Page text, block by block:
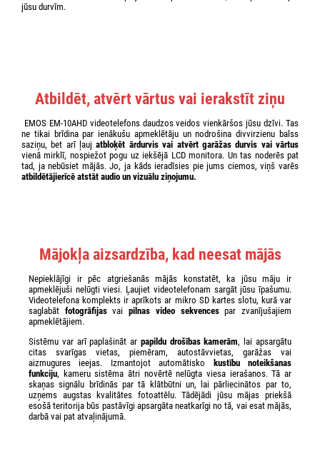
jūsu durvīm.
Atbildēt, atvērt vārtus vai ierakstīt ziņu
EMOS EM-10AHD videotelefons daudzos veidos vienkāršos jūsu dzīvi. Tas
ne tikai brīdina par ienākušu apmeklētāju un nodrošina divvirzienu balss
saziņu, bet arī ļaujatbloķēt ārdurvis vai atvērt garāžas durvis vai vārtus
vienā mirklī, nospiežot pogu uz iekšējā LCD monitora. Un tas noderēs pat
tad, ja nebūsiet mājās. Jo, ja kāds ieradīsies pie jums ciemos, viņš varēs
atbildētājierīcē atstāt audio un vizuālu ziņojumu.
Mājokļa aizsardzība, kad neesat mājās
Nepieklājīgi ir pēc atgriešanās mājās konstatēt, ka jūsu māju ir
apmeklējuši nelūgti viesi. Ļaujiet videotelefonam sargāt jūsu īpašumu.
Videotelefona komplekts ir aprīkots ar mikro SD kartes slotu, kurā var
saglabāt fotogrāfijasvaipilnas video sekvencespar zvanījušajiem
apmeklētājiem.
Sistēmu var arī paplašināt ar papildu drošības kamerām, lai apsargātu
citas svarīgas vietas, piemēram, autostāvvietas, garāžas vai
aizmugures ieejas. Izmantojot automātisko
kustību noteikšanas
funkciju, kameru sistēma ātri novērtē nelūgta viesa ierašanos. Tā ar
skaņas signālu brīdinās par tā klātbūtni un, lai pārliecinātos par to,
uzņems augstas kvalitātes fotoattēlu. Tādējādi jūsu mājas priekšā
esošā teritorija būs pastāvīgi apsargāta neatkarīgi no tā, vai esat mājās,
darbā vai pat atvaļinājumā.